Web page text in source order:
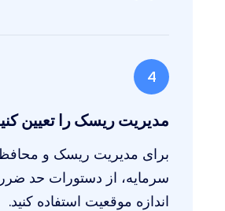
4
مدیریت ریسک را تعیین
برای مدیریت ریسک و
سرمایه، از دستورات حد
اندازه موقعیت استفاده کنید.